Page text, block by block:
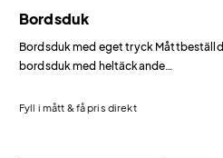
Bordsduk
Bordsduk med eget tryck Måttbeställd
bordsduk med heltäckande
Fyll i mått & få pris direkt